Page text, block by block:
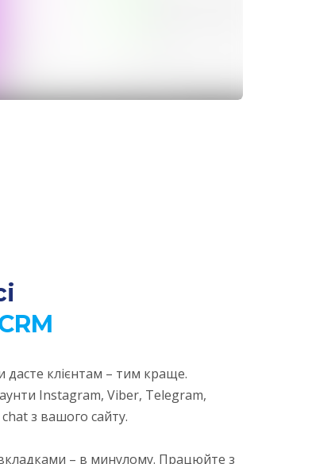
дасте клієнтам – тим краще.
Instagram, Viber, Telegram,
з вашого сайту.
– в минулому. Працюйте з